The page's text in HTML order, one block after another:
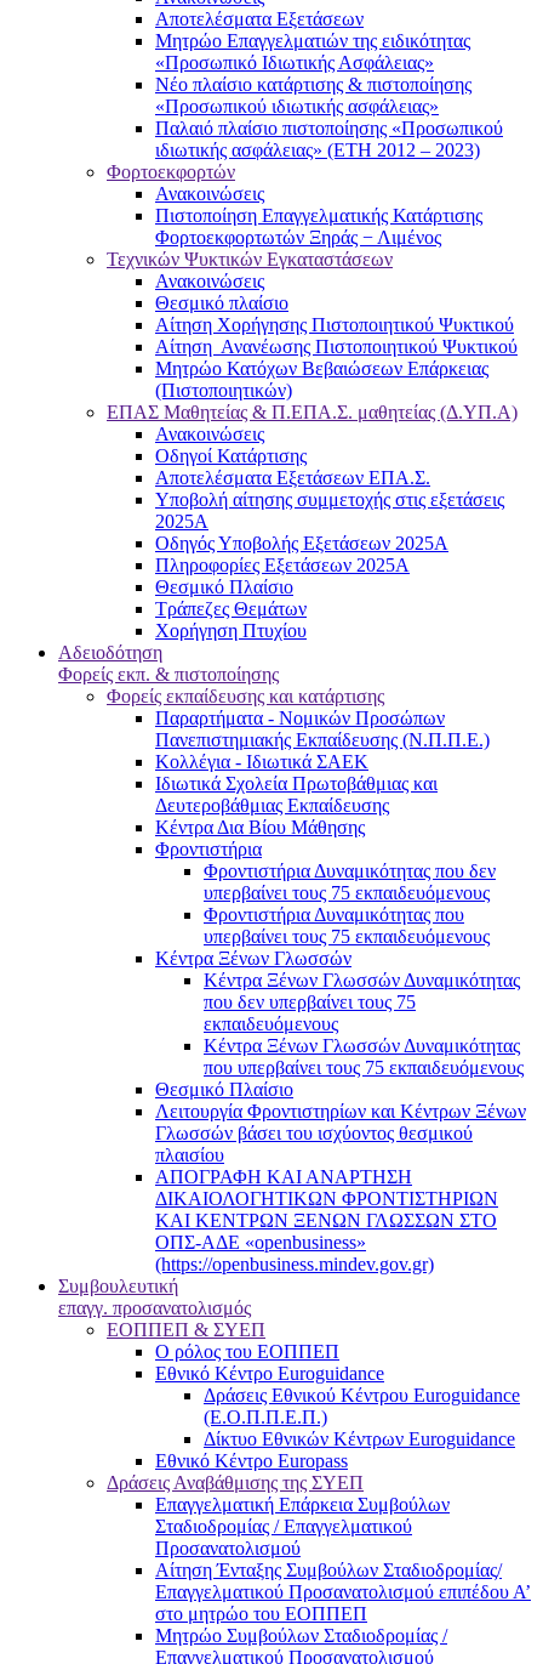
Αποτελέσματα Εξετάσεων
Μητρώο Επαγγελματιών της ειδικότητας
«Προσωπικό Ιδιωτικής Ασφάλειας»
Νέο πλαίσιο κατάρτισης & πιστοποίησης
«Προσωπικού ιδιωτικής ασφάλειας»
Παλαιό πλαίσιο πιστοποίησης «Προσωπικού
ιδιωτικής ασφάλειας» (ΕΤΗ 2012 – 2023)
Φορτοεκφορτών
Ανακοινώσεις
Πιστοποίηση Επαγγελματικής Κατάρτισης
Φορτοεκφορτωτών Ξηράς − Λιμένος
Τεχνικών Ψυκτικών Εγκαταστάσεων
Ανακοινώσεις
Θεσμικό πλαίσιο
Αίτηση Χορήγησης Πιστοποιητικού Ψυκτικού
Αίτηση Ανανέωσης Πιστοποιητικού Ψυκτικού
Μητρώο Κατόχων Βεβαιώσεων Επάρκειας
(Πιστοποιητικών)
ΕΠΑΣ Μαθητείας & Π.ΕΠΑ.Σ. μαθητείας (Δ.ΥΠ.Α)
Ανακοινώσεις
Oδηγοί Κατάρτισης
Αποτελέσματα Εξετάσεων ΕΠΑ.Σ.
Υποβολή αίτησης συμμετοχής στις εξετάσεις
2025Α
Οδηγός Υποβολής Εξετάσεων 2025A
Πληροφορίες Εξετάσεων 2025Α
Θεσμικό Πλαίσιο
Τράπεζες Θεμάτων
Χορήγηση Πτυχίου
Αδειοδότηση
Φορείς εκπ. & πιστοποίησης
Φορείς εκπαίδευσης και κατάρτισης
Παραρτήματα - Νομικών Προσώπων
Πανεπιστημιακής Εκπαίδευσης (Ν.Π.Π.Ε.)
Κολλέγια - Ιδιωτικά ΣΑΕΚ
Ιδιωτικά Σχολεία Πρωτοβάθμιας και
Δευτεροβάθμιας Εκπαίδευσης
Κέντρα Δια Βίου Μάθησης
Φροντιστήρια
Φροντιστήρια Δυναμικότητας που δεν
υπερβαίνει τους 75 εκπαιδευόμενους
Φροντιστήρια Δυναμικότητας που
υπερβαίνει τους 75 εκπαιδευόμενους
Κέντρα Ξένων Γλωσσών
Kέντρα Ξένων Γλωσσών Δυναμικότητας
που δεν υπερβαίνει τους 75
εκπαιδευόμενους
Kέντρα Ξένων Γλωσσών Δυναμικότητας
που υπερβαίνει τους 75 εκπαιδευόμενους
Θεσμικό Πλαίσιο
Λειτουργία Φροντιστηρίων και Κέντρων Ξένων
Γλωσσών βάσει του ισχύοντος θεσμικού
πλαισίου
ΑΠΟΓΡΑΦΗ ΚΑΙ ΑΝΑΡΤΗΣΗ
ΔΙΚΑΙΟΛΟΓΗΤΙΚΩΝ ΦΡΟΝΤΙΣΤΗΡΙΩΝ
ΚΑΙ ΚΕΝΤΡΩΝ ΞΕΝΩΝ ΓΛΩΣΣΩΝ ΣΤΟ
ΟΠΣ-ΑΔΕ «openbusiness»
(https://openbusiness.mindev.gov.gr)
Συμβουλευτική
επαγγ. προσανατολισμός
ΕΟΠΠΕΠ & ΣΥΕΠ
Ο ρόλος του ΕΟΠΠΕΠ
Εθνικό Κέντρο Euroguidance
Δράσεις Εθνικού Κέντρου Euroguidance
(Ε.Ο.Π.Π.Ε.Π.)
Δίκτυο Εθνικών Κέντρων Euroguidance
Εθνικό Κέντρο Europass
Δράσεις Αναβάθμισης της ΣΥΕΠ
Επαγγελματική Επάρκεια Συμβούλων
Σταδιοδρομίας / Επαγγελματικού
Προσανατολισμού
Αίτηση Ένταξης Συμβούλων Σταδιοδρομίας/
Επαγγελματικού Προσανατολισμού επιπέδου Α’
στο μητρώο του ΕΟΠΠΕΠ
Μητρώο Συμβούλων Σταδιοδρομίας /
Επαγγελματικού Προσανατολισμού